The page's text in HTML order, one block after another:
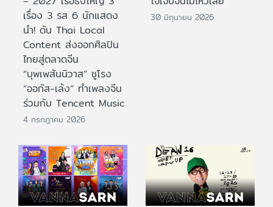
เรื่อง 3 รส 6 นักแสดง
นำ! ดัน Thai Local
Content ส่งออกศิลปิน
ไทยสู่ตลาดจีน
“บุพเพสันนิวาส” ชูโรง
“ออกัส-เล้ง” ทำเพลงจีน
ร่วมกับ Tencent Music
4 กรกฎาคม 2026
30 มิถุนายน 2026